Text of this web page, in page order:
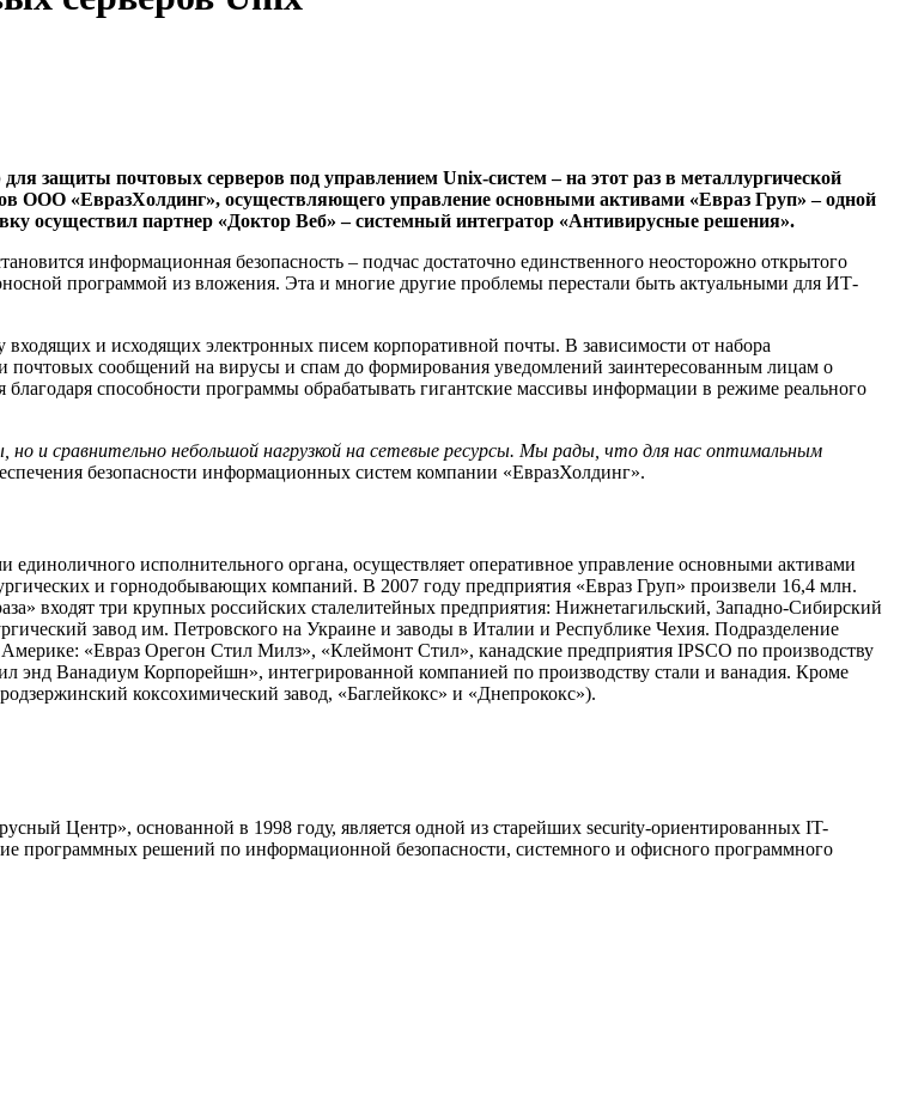
защиты почтовых серверов под управлением Unix-систем – на этот раз в металлургической
ООО «ЕвразХолдинг», осуществляющего управление основными активами «Евраз Груп» – одной
осуществил партнер «Доктор Веб» – системный интегратор «Антивирусные решения».
информационная безопасность – подчас достаточно единственного неосторожно открытого
программой из вложения. Эта и многие другие проблемы перестали быть актуальными для ИТ-
и исходящих электронных писем корпоративной почты. В зависимости от набора
сообщений на вирусы и спам до формирования уведомлений заинтересованным лицам о
способности программы обрабатывать гигантские массивы информации в режиме реального
но и сравнительно небольшой нагрузкой на сетевые ресурсы. Мы рады, что для нас оптимальным
безопасности информационных систем компании «ЕвразХолдинг».
исполнительного органа, осуществляет оперативное управление основными активами
и горнодобывающих компаний. В 2007 году предприятия «Евраз Груп» произвели 16,4 млн.
входят три крупных российских сталелитейных предприятия: Нижнетагильский, Западно-Сибирский
завод им. Петровского на Украине и заводы в Италии и Республике Чехия. Подразделение
«Евраз Орегон Стил Милз», «Клеймонт Стил», канадские предприятия IPSCO по производству
Ванадиум Корпорейшн», интегрированной компанией по производству стали и ванадия. Кроме
коксохимический завод, «Баглейкокс» и «Днепрококс»).
Центр», основанной в 1998 году, является одной из старейших security-ориентированных IT-
программных решений по информационной безопасности, системного и офисного программного